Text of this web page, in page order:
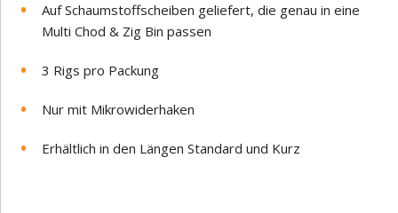
Auf Schaumstoffscheiben geliefert, die genau in eine
Multi Chod & Zig Bin passen
3 Rigs pro Packung
Nur mit Mikrowiderhaken
Erhältlich in den Längen Standard und Kurz